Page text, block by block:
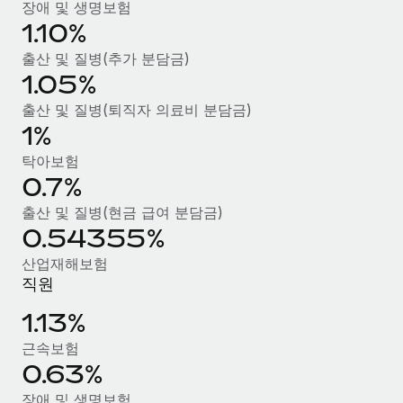
복리후생
손쉬운 직원 복리후생 관리
급여 관리를 통해 국제 노동법...
자세히 알아보기
블로그
Remote 제품 관련 소식: Gusto 및 Xero와의 통합과
Remote Contractor Management Plus
Remote의 사명은 모든 규모의 기업이 전 세계 어디서든 업무에 가
장 적합 사람을 찾아 채용 및 관리하고 급여를 지급하도록 돕는 것
자세히 알아보기
Shootsta가 Remote를 통해 네 개의 시장에서 글로벌
채용을 확장한 방법
비디오 콘텐츠를 활용한 마케팅이 계속해서 인기를 끌면서, 기업들
에게는 흥미롭고 전문적인 비디오 제작이 어느 때보다 중요해졌습
자세히 알아보기
장애 및 생명보험
1.10%
출산 및 질병(추가 분담금)
1.05%
출산 및 질병(퇴직자 의료비 분담금)
1%
탁아보험
0.7%
출산 및 질병(현금 급여 분담금)
0.54355%
산업재해보험
직원
1.13%
근속보험
0.63%
장애 및 생명보험